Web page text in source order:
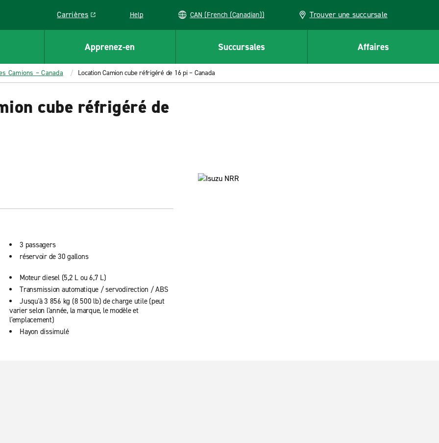
Carrières
Link opens in a new window
Help CAN (French (Canadian)) Trouver une succursale
Apprenez-en Succursales Affaires
Camions – Canada Location Camion cube réfrigéré de 16 pi – Canada
cube réfrigéré de
3 passagers
réservoir de 30 gallons
Moteur diesel (5,2 L ou 6,7 L)
Transmission automatique / servodirection / ABS
Jusqu'à 3 856 kg (8 500 lb) de charge utile (peut
varier selon l'année, la marque, le modèle et
l'emplacement)
Hayon dissimulé